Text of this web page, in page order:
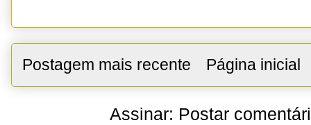
Postagem mais recente Página inicial
Assinar: Postar